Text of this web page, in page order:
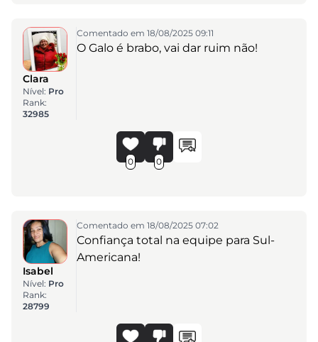
Clara
Nível: Pro
Rank:
32985
Comentado em 18/08/2025 09:11
O Galo é brabo, vai dar ruim não!
0 0
Isabel
Nível: Pro
Rank:
28799
Comentado em 18/08/2025 07:02
Confiança total na equipe para Sul-
Americana!